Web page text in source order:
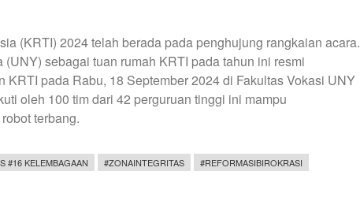
(KRTI) 2024 telah berada pada penghujung rangkaian acara.
sebagai tuan rumah KRTI pada tahun ini resmi
KRTI pada Rabu, 18 September 2024 di Fakultas Vokasi UNY
oleh 100 tim dari 42 perguruan tinggi ini mampu
terbang.
#16 KELEMBAGAAN #ZONAINTEGRITAS
#REFORMASIBIROKRASI